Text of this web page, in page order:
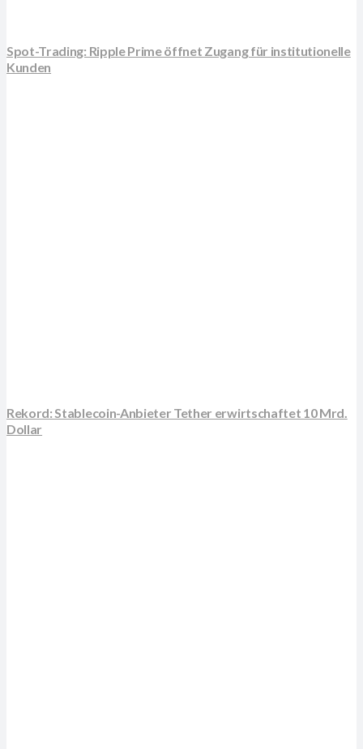
Spot-Trading: Ripple Prime öffnet Zugang für institutionelle
Kunden
Rekord: Stablecoin-Anbieter Tether erwirtschaftet 10 Mrd.
Dollar